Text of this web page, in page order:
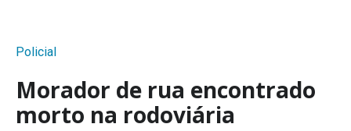
Policial
Morador de rua encontrado
morto na rodoviária